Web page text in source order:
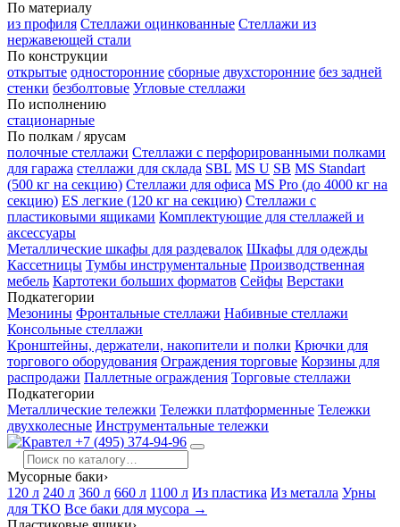
По материалу
из профиля Стеллажи оцинкованные Стеллажи из
нержавеющей стали
По конструкции
открытые односторонние сборные двухсторонние без задней
стенки безболтовые Угловые стеллажи
По исполнению
стационарные
По полкам / ярусам
полочные стеллажи Стеллажи с перфорированными полками
для гаража стеллажи для склада SBL MS U SB MS Standart
(500 кг на секцию) Стеллажи для офиса MS Pro (до 4000 кг на
секцию) ES легкие (120 кг на секцию) Стеллажи с
пластиковыми ящиками Комплектующие для стеллажей и
аксессуары
Металлические шкафы для раздевалок Шкафы для одежды
Кассетницы Тумбы инструментальные Производственная
мебель Картотеки больших форматов Сейфы Верстаки
Подкатегории
Мезонины Фронтальные стеллажи Набивные стеллажи
Консольные стеллажи
Кронштейны, держатели, накопители и полки Крючки для
торгового оборудования Ограждения торговые Корзины для
распродажи Паллетные ограждения Торговые стеллажи
Подкатегории
Металлические тележки Тележки платформенные Тележки
двухколесные Инструментальные тележки
+7 (495) 374-94-96
Мусорные баки›
120 л 240 л 360 л 660 л 1100 л Из пластика Из металла Урны
для ТКО Все баки для мусора →